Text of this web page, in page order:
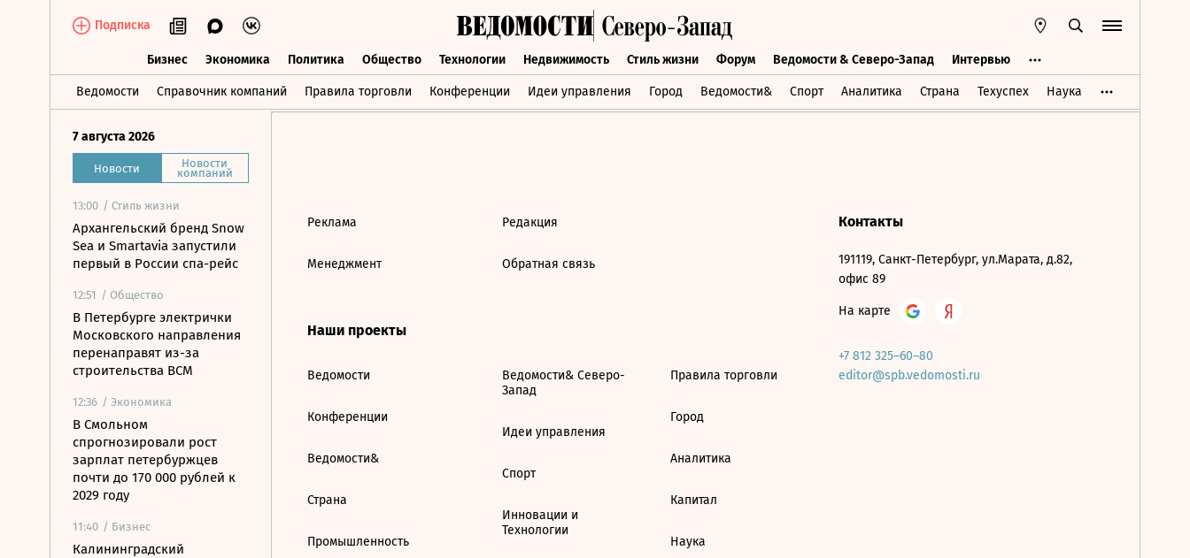
Подписка
Бизнес Экономика Политика Общество Технологии Недвижимость Стиль жизни Форум Ведомости & Северо-Запад Интервью
Ведомости Справочник компаний Правила торговли Конференции Идеи управления Город Ведомости& Спорт Аналитика Страна Техуспех Наука
Бизнес Экономика Политика Общество Технологии Недвижимость Стиль жизни Форум Ведомости & Северо-Запад Интервью
7 августа 2026
Новости Новости
компаний
13:00 / Стиль жизни
Архангельский бренд Snow
Sea и Smartavia запустили
первый в России спа-рейс
12:51 / Общество
В Петербурге электрички
Московского направления
перенаправят из-за
строительства ВСМ
12:36 / Экономика
В Смольном
спрогнозировали рост
зарплат петербуржцев
почти до 170 000 рублей к
2029 году
11:40 / Бизнес
Калининградский
Реклама
Менеджмент
Редакция
Обратная связь
Наши проекты
Ведомости
Конференции
Ведомости&
Страна
Промышленность
Ведомости& Северо-
Запад
Идеи управления
Спорт
Инновации и
Технологии
Правила торговли
Город
Аналитика
Капитал
Наука
Контакты
191119, Санкт-Петербург, ул.Марата, д.82,
офис 89
На карте
+7 812 325–60–80
editor@spb.vedomosti.ru